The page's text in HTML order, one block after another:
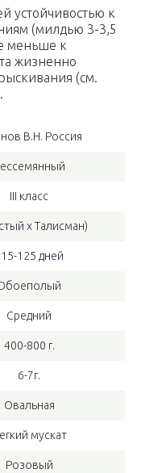
устойчивостью к
(милдью 3-3,5
меньше к
жизненно
(см.
В.Н. Россия
III класс
х Талисман)
125 дней
Средний
400-800 г.
6-7г.
Овальная
мускат
Розовый